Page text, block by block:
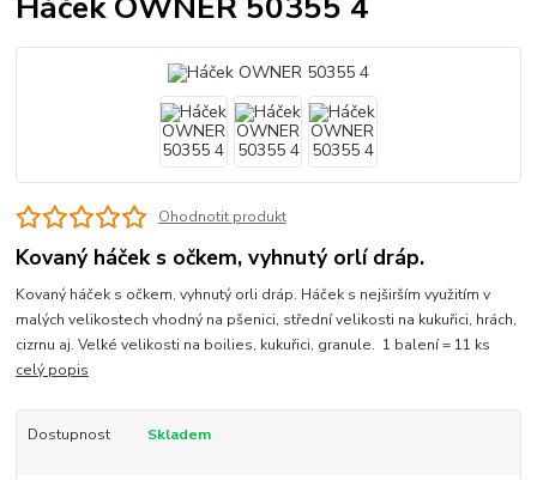
Ohodnotit produkt
Kovaný háček s očkem, vyhnutý orlí dráp.
Kovaný háček s očkem, vyhnutý orli dráp. Háček s nejširším využitím v
malých velikostech vhodný na pšenici, střední velikosti na kukuřici, hrách,
cizrnu aj. Velké velikosti na boilies, kukuřici, granule. 1 balení = 11 ks
celý popis
Dostupnost Skladem